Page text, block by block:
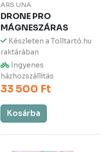
ARS UNA
DRONE PRO
MÁGNESZÁRAS
Készleten a Tolltartó.hu
raktárában
Ingyenes
házhozszállítás
33 500 Ft
Kosárba